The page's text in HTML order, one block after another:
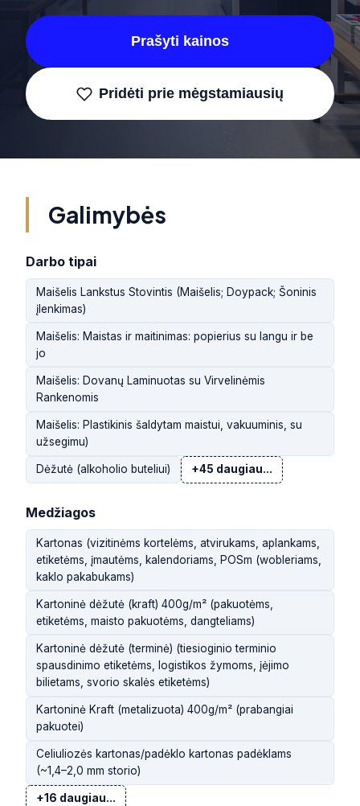
Prašyti kainos
Pridėti prie mėgstamiausių
Galimybės
Darbo tipai
Maišelis Lankstus Stovintis (Maišelis; Doypack; Šoninis
įlenkimas)
Maišelis: Maistas ir maitinimas: popierius su langu ir be
jo
Maišelis: Dovanų Laminuotas su Virvelinėmis
Rankenomis
Maišelis: Plastikinis šaldytam maistui, vakuuminis, su
užsegimu)
Dėžutė (alkoholio buteliui) +45 daugiau...
Medžiagos
Kartonas (vizitinėms kortelėms, atvirukams, aplankams,
etiketėms, įmautėms, kalendoriams, POSm (wobleriams,
kaklo pakabukams)
Kartoninė dėžutė (kraft) 400g/m² (pakuotėms,
etiketėms, maisto pakuotėms, dangteliams)
Kartoninė dėžutė (terminė) (tiesioginio terminio
spausdinimo etiketėms, logistikos žymoms, įėjimo
bilietams, svorio skalės etiketėms)
Kartoninė Kraft (metalizuota) 400g/m² (prabangiai
pakuotei)
Celiuliozės kartonas/padėklo kartonas padėklams
(~1,4–2,0 mm storio)
+16 daugiau...